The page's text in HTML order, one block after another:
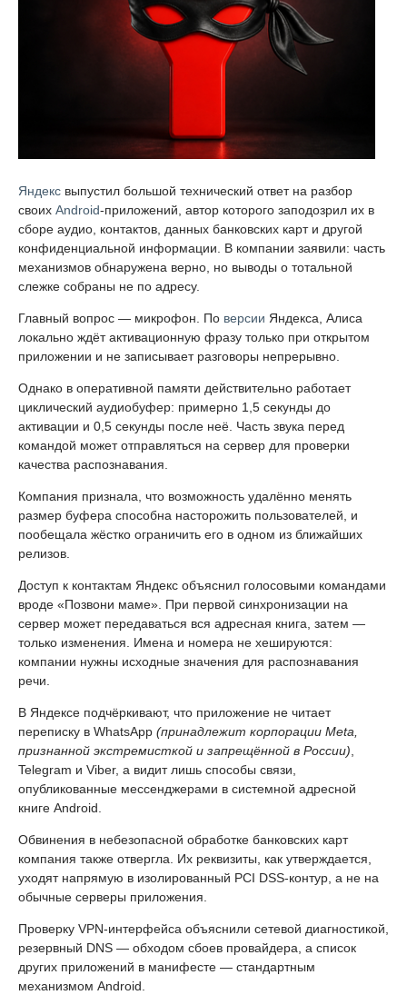
Яндекс выпустил большой технический ответ на разбор
своих Android-приложений, автор которого заподозрил их в
сборе аудио, контактов, данных банковских карт и другой
конфиденциальной информации. В компании заявили: часть
механизмов обнаружена верно, но выводы о тотальной
слежке собраны не по адресу.
Главный вопрос — микрофон. По версии Яндекса, Алиса
локально ждёт активационную фразу только при открытом
приложении и не записывает разговоры непрерывно.
Однако в оперативной памяти действительно работает
циклический аудиобуфер: примерно 1,5 секунды до
активации и 0,5 секунды после неё. Часть звука перед
командой может отправляться на сервер для проверки
качества распознавания.
Компания признала, что возможность удалённо менять
размер буфера способна насторожить пользователей, и
пообещала жёстко ограничить его в одном из ближайших
релизов.
Доступ к контактам Яндекс объяснил голосовыми командами
вроде «Позвони маме». При первой синхронизации на
сервер может передаваться вся адресная книга, затем —
только изменения. Имена и номера не хешируются:
компании нужны исходные значения для распознавания
речи.
В Яндексе подчёркивают, что приложение не читает
переписку в WhatsApp (принадлежит корпорации Meta,
признанной экстремисткой и запрещённой в России),
Telegram и Viber, а видит лишь способы связи,
опубликованные мессенджерами в системной адресной
книге Android.
Обвинения в небезопасной обработке банковских карт
компания также отвергла. Их реквизиты, как утверждается,
уходят напрямую в изолированный PCI DSS-контур, а не на
обычные серверы приложения.
Проверку VPN-интерфейса объяснили сетевой диагностикой,
резервный DNS — обходом сбоев провайдера, а список
других приложений в манифесте — стандартным
механизмом Android.